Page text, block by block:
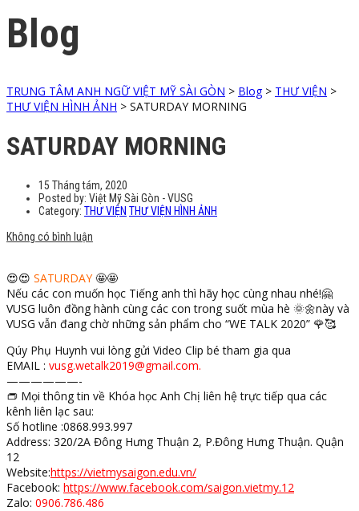
Blog
TRUNG TÂM ANH NGỮ VIỆT MỸ SÀI GÒN > Blog> THƯ VIỆN >
THƯ VIỆN HÌNH ẢNH > SATURDAY MORNING
SATURDAY MORNING
15 Tháng tám, 2020
Posted by: Việt Mỹ Sài Gòn - VUSG
Category: THƯ VIỆN THƯ VIỆN HÌNH ẢNH
Không có bình luận
😍😍 SATURDAY 🤩🤩
Nếu các con muốn học Tiếng anh thì hãy học cùng nhau nhé!🤗
VUSG luôn đồng hành cùng các con trong suốt mùa hè 🌞🌼này và
VUSG vẫn đang chờ những sản phẩm cho “WE TALK 2020” 🌹🥰
Qúy Phụ Huynh vui lòng gửi Video Clip bé tham gia qua
EMAIL : vusg.wetalk2019@gmail.com.
——————-
👝 Mọi thông tin về Khóa học Anh Chị liên hệ trực tiếp qua các
kênh liên lạc sau:
Số hotline :0868.993.997
Address: 320/2A Đông Hưng Thuận 2, P.Đông Hưng Thuận. Quận
12
Website:https://vietmysaigon.edu.vn/
Facebook: https://www.facebook.com/saigon.vietmy.12
Zalo: 0906.786.486